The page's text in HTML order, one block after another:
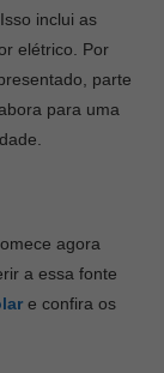
inclui as
elétrico. Por
parte
para uma
agora
a essa fonte
e confira os